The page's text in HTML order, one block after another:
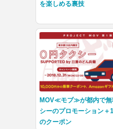
を楽しめる裏技
MOV≪モブ≫が都内で無
シーのプロモーション＋
のクーポン